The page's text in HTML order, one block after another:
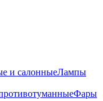
и салонныеЛампы
Фары